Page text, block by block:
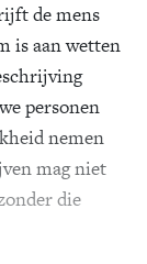
de mens
is aan wetten
personen
nemen
mag niet
die